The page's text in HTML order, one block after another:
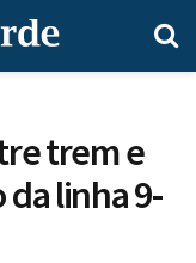
trem e
linha 9-